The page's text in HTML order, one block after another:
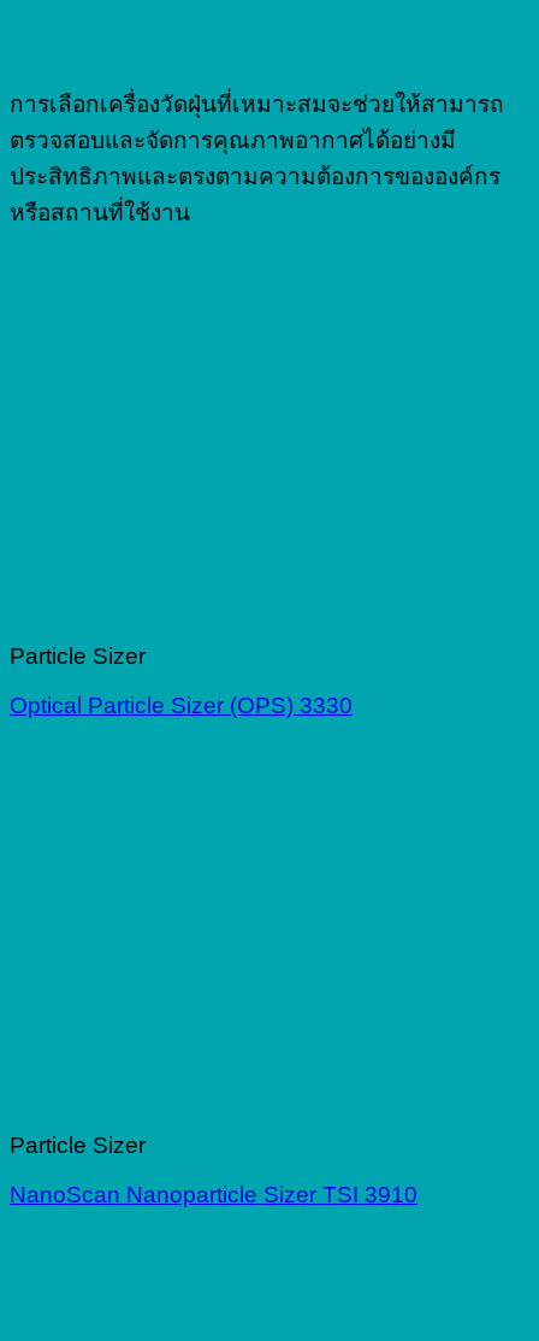
การเลือกเครื่องวัดฝุ่นที่เหมาะสมจะช่วยให้สามารถ
ตรวจสอบและจัดการคุณภาพอากาศได้อย่างมี
ประสิทธิภาพและตรงตามความต้องการขององค์กร
หรือสถานที่ใช้งาน
Particle Sizer
Optical Particle Sizer (OPS) 3330
Particle Sizer
NanoScan Nanoparticle Sizer TSI 3910